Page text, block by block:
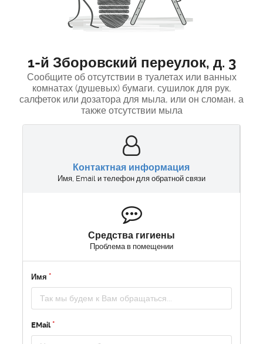
1-й Зборовский переулок, д. 3
Сообщите об отсутствии в туалетах или ванных
комнатах (душевых) бумаги, сушилок для рук,
салфеток или дозатора для мыла, или он сломан, а
также отсутствии мыла
Контактная информация
Имя, Email и телефон для обратной связи
Средства гигиены
Проблема в помещении
Имя
EMail